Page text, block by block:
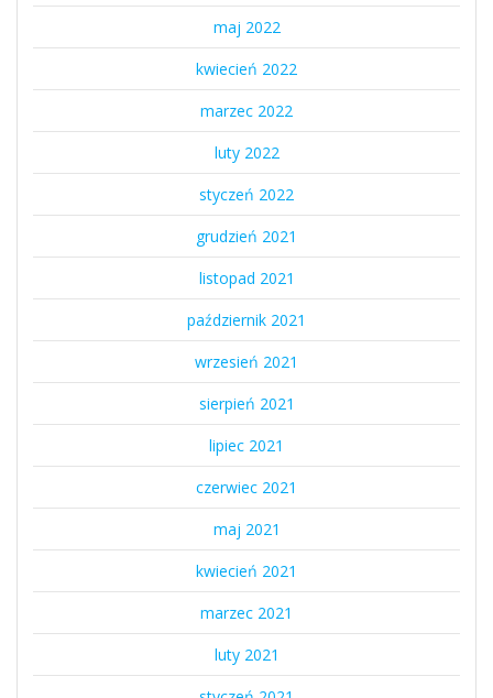
maj 2022
kwiecień 2022
marzec 2022
luty 2022
styczeń 2022
grudzień 2021
listopad 2021
październik 2021
wrzesień 2021
sierpień 2021
lipiec 2021
czerwiec 2021
maj 2021
kwiecień 2021
marzec 2021
luty 2021